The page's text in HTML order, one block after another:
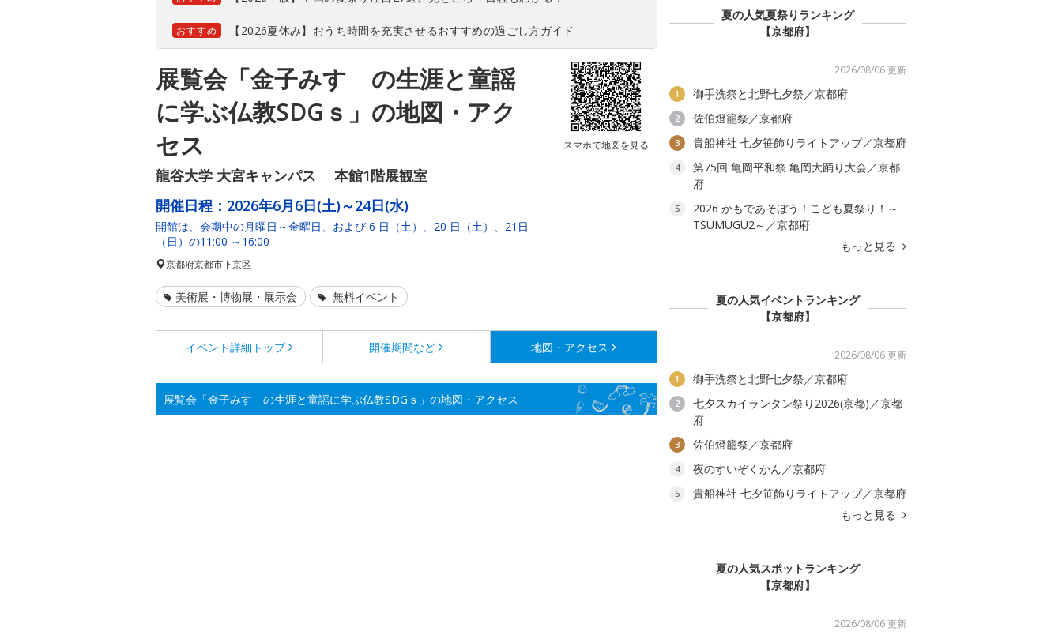
おすすめ 【2026夏休み】おうち時間を充実させるおすすめの過ごし方ガイド
展覧会「金子みすゞの生涯と童謡
に学ぶ仏教SDGｓ」の地図・アク
セス
龍谷大学 大宮キャンパス 本館1階展観室
スマホで地図を見る
開催日程： 2026年6月6日(土)～24日(水)
開館は、会期中の月曜日～金曜日、および 6 日（土）、20 日（土）、21日
（日）の11:00 ～16:00
京都府京都市下京区
美術展・博物展・展示会 無料イベント
イベント詳細 トップ 開催期間など 地図・アクセス
展覧会「金子みすゞの生涯と童謡に学ぶ仏教SDGｓ」の地図・アクセス
夏の人気夏祭りランキング
【京都府】
2026/08/06 更新
1 御手洗祭と北野七夕祭／京都府
2 佐伯燈籠祭／京都府
3 貴船神社 七夕笹飾りライトアップ／京都府
4
第75回 亀岡平和祭 亀岡大踊り大会／京都
府
5
2026 かもであそぼう！こども夏祭り！～
TSUMUGU2～／京都府
もっと見る
夏の人気イベントランキング
【京都府】
2026/08/06 更新
1 御手洗祭と北野七夕祭／京都府
2
七夕スカイランタン祭り2026(京都)／京都
府
3 佐伯燈籠祭／京都府
4 夜のすいぞくかん／京都府
5
貴船神社 七夕笹飾りライトアップ／京都府
もっと見る
夏の人気スポットランキング
【京都府】
2026/08/06 更新